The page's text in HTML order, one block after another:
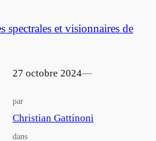
spectrales et visionnaires de
27 octobre 2024—
par
Christian Gattinoni
dans